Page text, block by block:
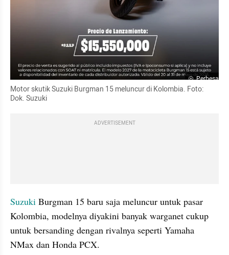
Perbesar
Motor skutik Suzuki Burgman 15 meluncur di Kolombia. Foto:
Dok. Suzuki
ADVERTISEMENT
Suzuki Burgman 15 baru saja meluncur untuk pasar
Kolombia, modelnya diyakini banyak warganet cukup
untuk bersanding dengan rivalnya seperti Yamaha
NMax dan Honda PCX.